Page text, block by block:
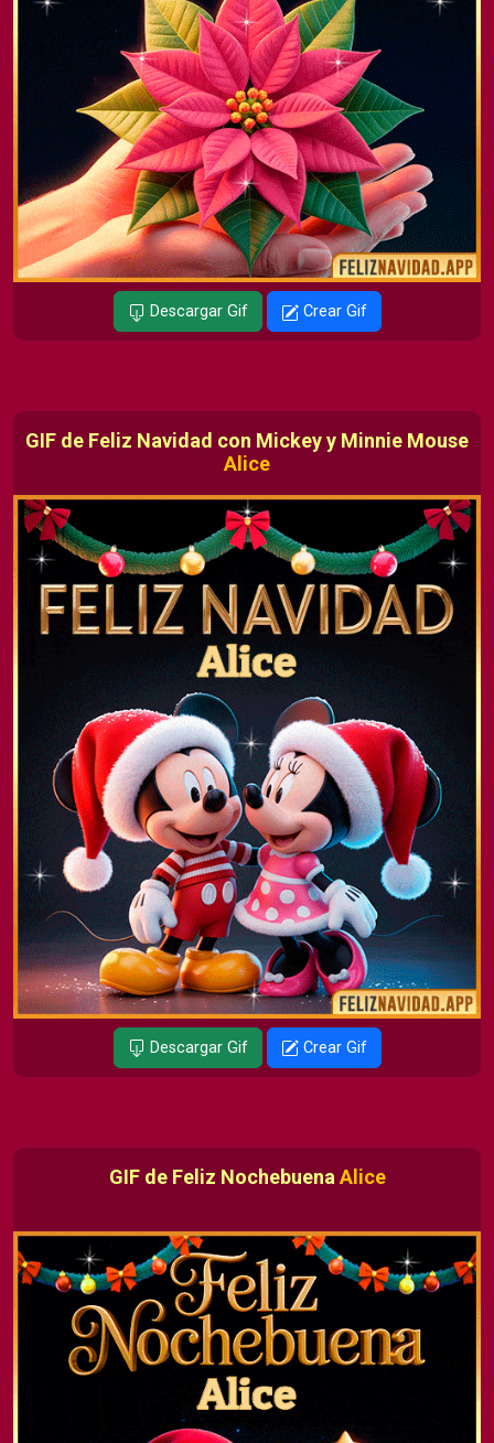
Descargar Gif Crear Gif
GIF de Feliz Navidad con Mickey y Minnie Mouse
Alice
Descargar Gif Crear Gif
GIF de Feliz Nochebuena Alice